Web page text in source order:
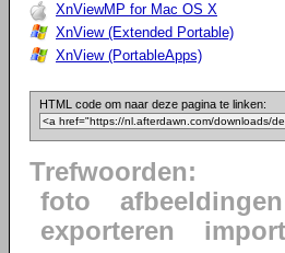
XnViewMP for Mac OS X
XnView (Extended Portable)
XnView (PortableApps)
HTML code om naar deze pagina te linken:
Trefwoorden:
foto
exporteren